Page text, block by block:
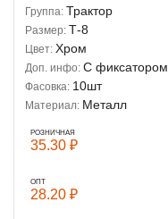
Группа: Трактор
Размер: Т-8
Цвет: Хром
Доп. инфо: С фиксатором
Фасовка: 10шт
Материал: Металл
РОЗНИЧНАЯ
35.30 ₽
ОПТ
28.20 ₽